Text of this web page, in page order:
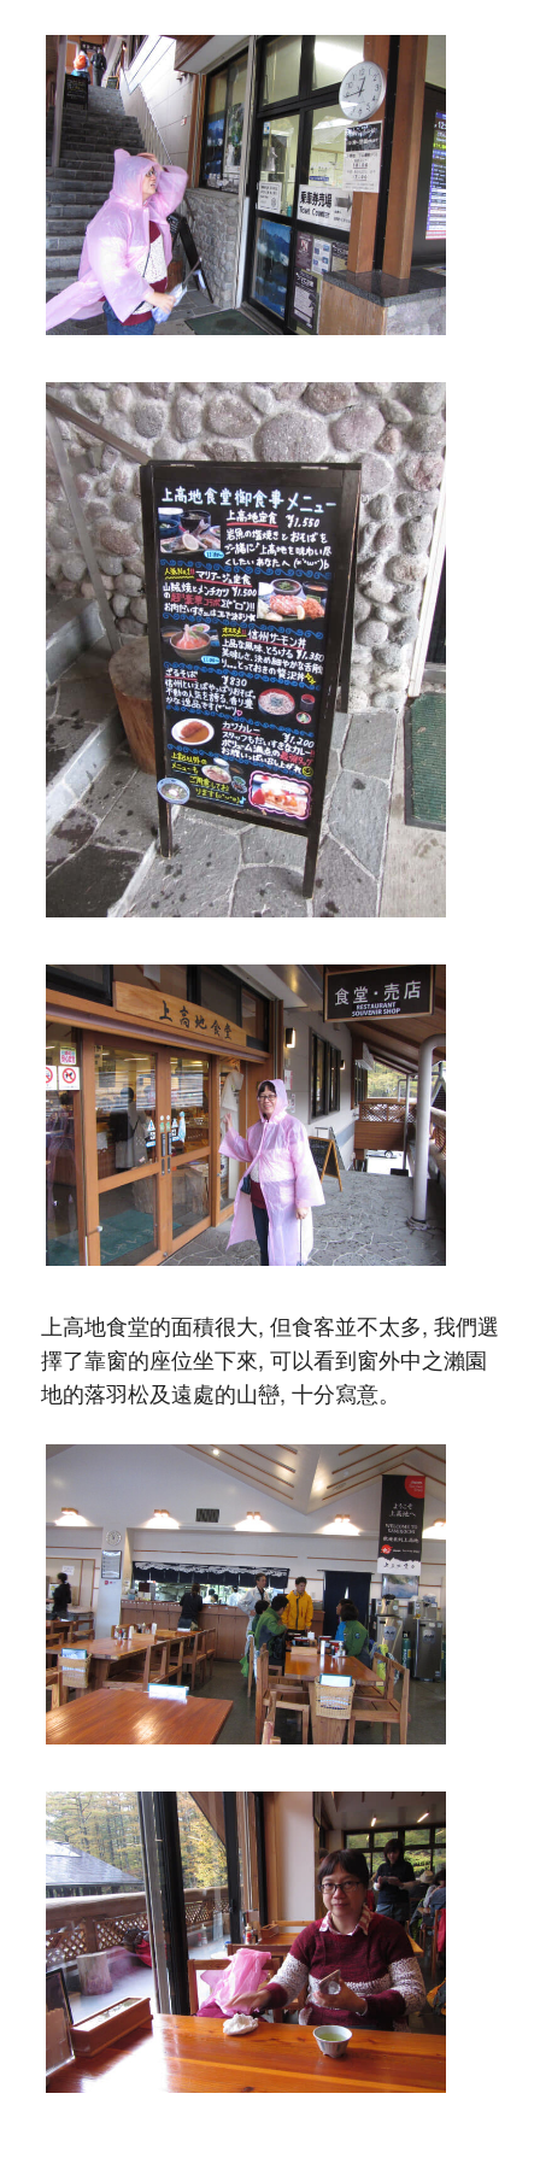
上高地食堂的面積很大, 但食客並不太多, 我們選
擇了靠窗的座位坐下來, 可以看到窗外中之瀨園
地的落羽松及遠處的山巒, 十分寫意。